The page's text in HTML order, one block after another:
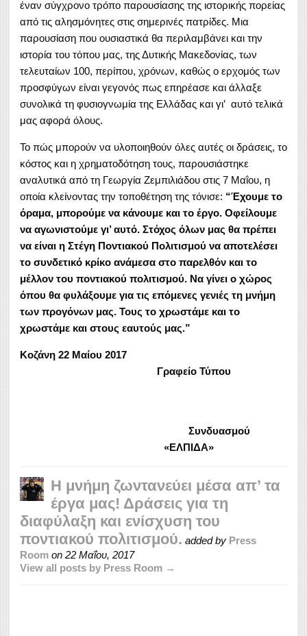
έναν σύγχρονο τρόπο παρουσίασης της ιστορικής πορείας
από τις αλησμόνητες στις σημερινές πατρίδες. Μια
παρουσίαση που ουσιαστικά θα περιλαμβάνει και την
ιστορία του τόπου μας, της Δυτικής Μακεδονίας, των
τελευταίων 100, περίπου, χρόνων, καθώς ο ερχομός των
προσφύγων είναι γεγονός πως επηρέασε και άλλαξε
συνολικά τη φυσιογνωμία της Ελλάδας και γι’ αυτό τελικά
μας αφορά όλους.
Το πώς μπορούν να υλοποιηθούν όλες αυτές οι δράσεις, το
κόστος και η χρηματοδότηση τους, παρουσιάστηκε
αναλυτικά από τη Γεωργία Ζεμπιλιάδου στις 7 Μαΐου, η
οποία κλείνοντας την τοποθέτηση της τόνισε: “Έχουμε το
όραμα, μπορούμε να κάνουμε και το έργο. Οφείλουμε
να αγωνιστούμε γι’ αυτό. Στόχος όλων μας θα πρέπει
να είναι η Στέγη Ποντιακού Πολιτισμού να αποτελέσει
το συνδετικό κρίκο ανάμεσα στο παρελθόν και το
μέλλον του ποντιακού πολιτισμού. Να γίνει ο χώρος
όπου θα φυλάξουμε για τις επόμενες γενιές τη μνήμη
των προγόνων μας. Τους το χρωστάμε και το
χρωστάμε και στους εαυτούς μας.”
Κοζάνη 22 Μαίου 2017
Γραφείο Τύπου
Συνδυασμού
«ΕΛΠΙΔΑ»
Η μνήμη ζωντανεύει μέσα απ’ τα
έργα μας! Δράσεις για τη
διαφύλαξη και ενίσχυση του
ποντιακού πολιτισμού. added by Press
Room on 22 Μαΐου, 2017
View all posts by Press Room →